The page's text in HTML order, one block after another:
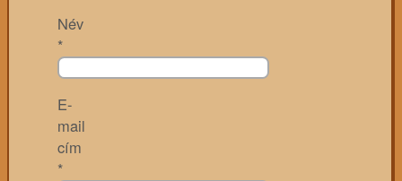
Név
*
E-
mail
cím
*